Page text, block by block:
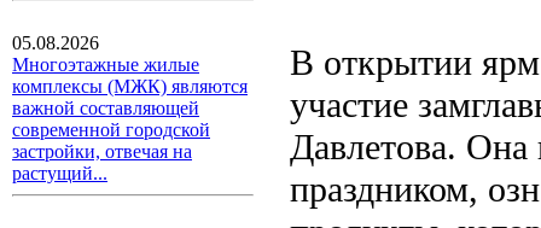
05.08.2026
Многоэтажные жилые
комплексы (МЖК) являются
важной составляющей
современной городской
застройки, отвечая на
растущий...
В открытии
участие
Давлетова. Она
праздником,